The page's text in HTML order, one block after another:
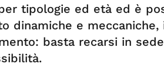
tipologie ed età ed è
dinamiche e meccaniche,
basta recarsi in